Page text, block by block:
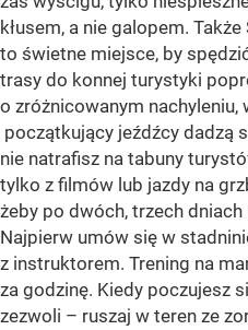
kłusem, a nie galopem.
to świetne miejsce, by
trasy do konnej turystyki
o zróżnicowanym nachyleniu,
początkujący jeźdźcy dadzą
nie natrafisz na tabuny
tylko z filmów lub jazdy na
żeby po dwóch, trzech
Najpierw umów się w
z instruktorem. Trening na
za godzinę. Kiedy poczujesz
zezwoli – ruszaj w teren ze